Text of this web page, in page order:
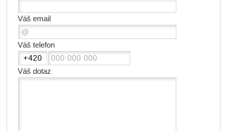
Váš email
Váš telefon
Váš dotaz